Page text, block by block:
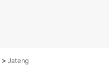
> Jateng